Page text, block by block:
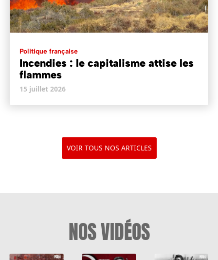
Politique française
Incendies : le capitalisme attise les
flammes
15 juillet 2026
VOIR TOUS NOS ARTICLES
NOS VIDÉOS